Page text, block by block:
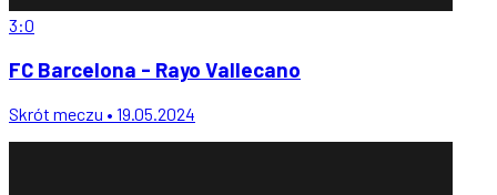
3:0
FC Barcelona - Rayo Vallecano
Skrót meczu • 19.05.2024